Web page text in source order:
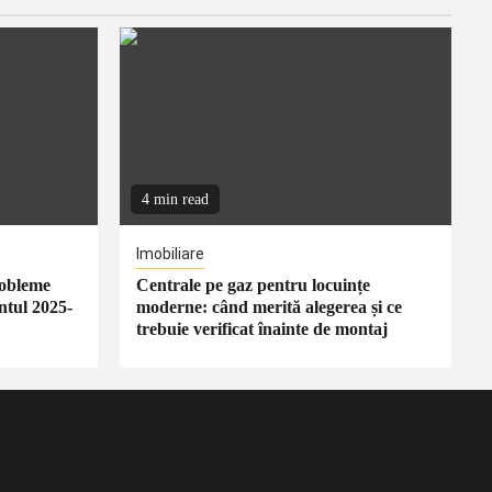
2025-
4 min read
Imobiliare
Centrale pe gaz pentru locuințe
moderne: când merită alegerea și ce
trebuie verificat înainte de montaj